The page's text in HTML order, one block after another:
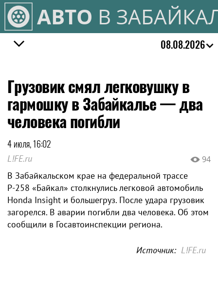
АВТО В
08.08.2026
Грузовик смял легковушку в
гармошку в Забайкалье — два
человека погибли
4 июля, 16:02
L!FE.ru 94
В Забайкальском крае на федеральной трассе
Р-258 «Байкал» столкнулись легковой автомобиль
Honda Insight и большегруз. После удара грузовик
загорелся. В аварии погибли два человека. Об этом
сообщили в Госавтоинспекции региона.
Источник: L!FE.ru